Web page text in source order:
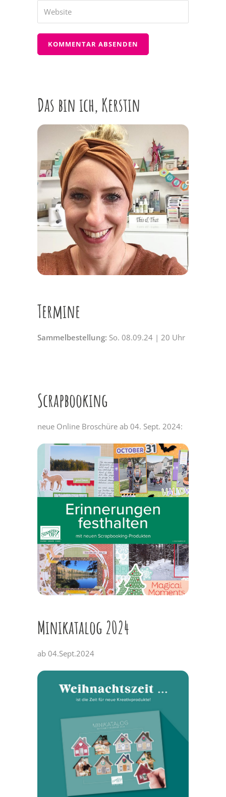
Das bin ich, Kerstin
Termine
Sammelbestellung: So. 08.09.24 | 20 Uhr
Scrapbooking
neue Online Broschüre ab 04. Sept. 2024:
Minikatalog 2024
ab 04.Sept.2024